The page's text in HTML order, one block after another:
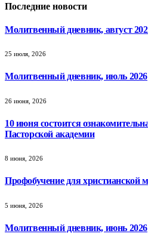
Последние новости
Молитвенный дневник, август
25 июля, 2026
Молитвенный дневник, июль 2026
26 июня, 2026
10 июня состоится
Пасторской академии
8 июня, 2026
Профобучение для христианской
5 июня, 2026
Молитвенный дневник, июнь 2026